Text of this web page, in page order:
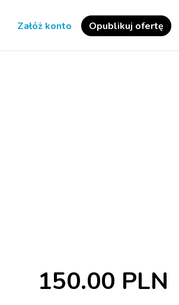
Załóż konto Opublikuj ofertę
150.00 PLN